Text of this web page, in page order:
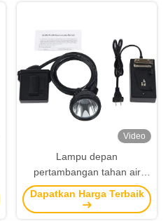
Video
Lampu depan
pertambangan tahan air
IP68 super terang dengan
waktu berjalan 20 jam
Dapatkan Harga Terbaik